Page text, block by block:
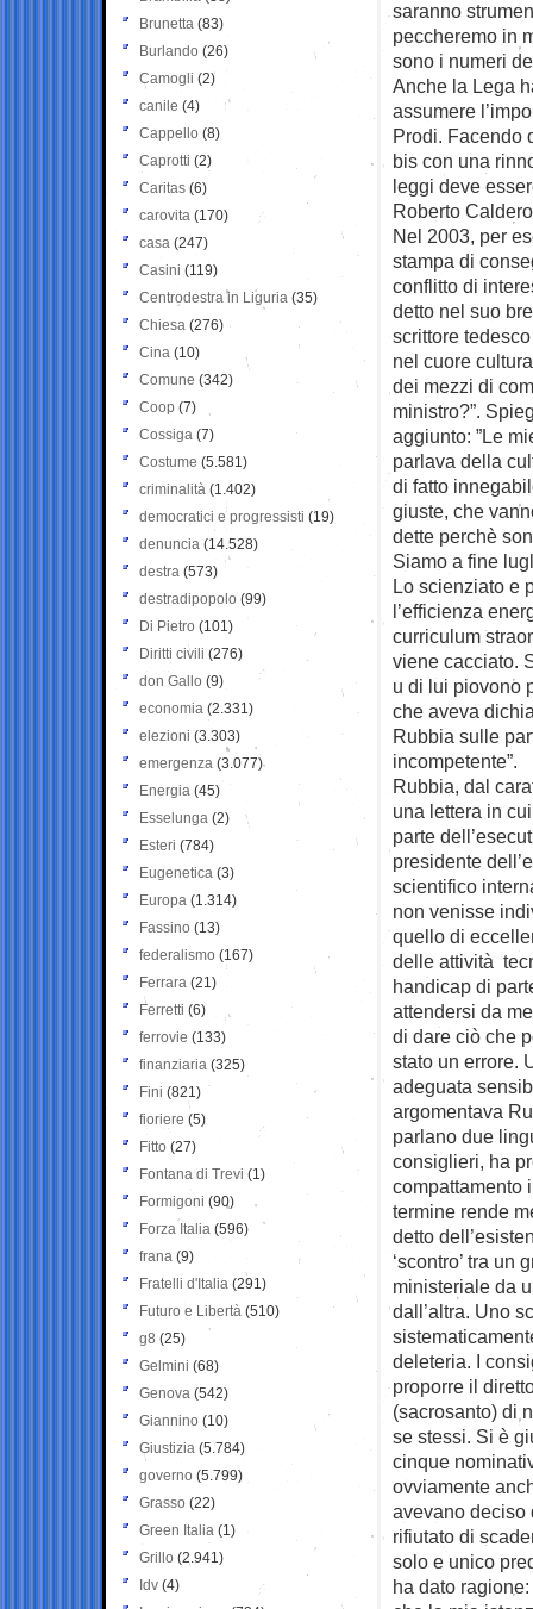
saranno
peccheremo in
sono i numeri
Anche la Lega
assumere
Prodi. Facendo
bis con una
leggi deve
Roberto
Nel 2003, per
stampa di
conflitto di
detto nel suo
scrittore
nel cuore
dei mezzi di
ministro?”.
aggiunto: ”Le
parlava della
di fatto
giuste, che
dette perchè
Siamo a fine
Lo scienziato e
l’efficienza
curriculum
viene cacciato.
u di lui piovono
che aveva
Rubbia sulle
incompetente”.
Rubbia, dal
una lettera in
parte
presidente
scientifico
non venisse
quello di
delle attività
handicap di
attendersi da
di dare ciò che
stato un errore.
adeguata
argomentava
parlano due
consiglieri, ha
compattamento
termine rende
detto
‘scontro’ tra
ministeriale da
dall’altra. Uno
deleteria. I
proporre il
(sacrosanto) di
se stessi. Si è
cinque
ovviamente
avevano deciso
rifiutato di
solo e unico
ha dato
Brunetta (83)
Burlando (26)
Camogli (2)
canile (4)
Cappello (8)
Caprotti (2)
Caritas (6)
carovita (170)
casa (247)
Casini (119)
Centrodestra in Liguria (35)
Chiesa (276)
Cina (10)
Comune (342)
Coop (7)
Cossiga (7)
Costume (5.581)
criminalità (1.402)
democratici e progressisti (19)
denuncia (14.528)
destra (573)
destradipopolo (99)
Di Pietro (101)
Diritti civili (276)
don Gallo (9)
economia (2.331)
elezioni (3.303)
emergenza (3.077)
Energia (45)
Esselunga (2)
Esteri (784)
Eugenetica (3)
Europa (1.314)
Fassino (13)
federalismo (167)
Ferrara (21)
Ferretti (6)
ferrovie (133)
finanziaria (325)
Fini (821)
fioriere (5)
Fitto (27)
Fontana di Trevi (1)
Formigoni (90)
Forza Italia (596)
frana (9)
Fratelli d'Italia (291)
Futuro e Libertà (510)
g8 (25)
Gelmini (68)
Genova (542)
Giannino (10)
Giustizia (5.784)
governo (5.799)
Grasso (22)
Green Italia (1)
Grillo (2.941)
Idv (4)